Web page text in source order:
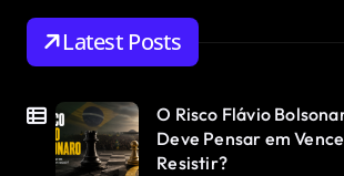
Latest Posts
O Risco Flávio
Deve Pensar em
Resistir?